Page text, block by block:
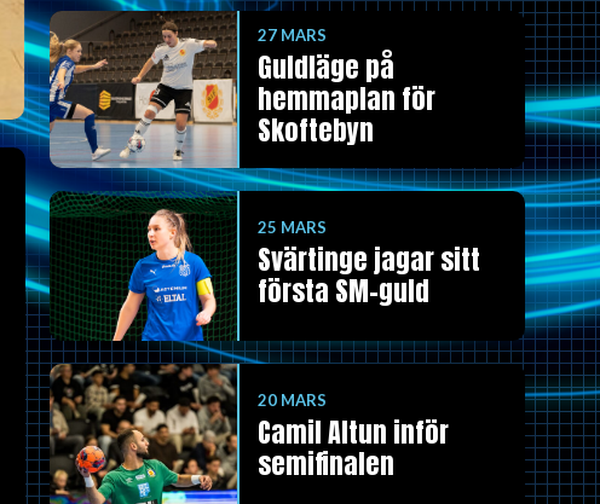
27 MARS
Guldläge på
hemmaplan för
Skoftebyn
25 MARS
Svärtinge jagar sitt
första SM-guld
20 MARS
Camil Altun inför
semifinalen